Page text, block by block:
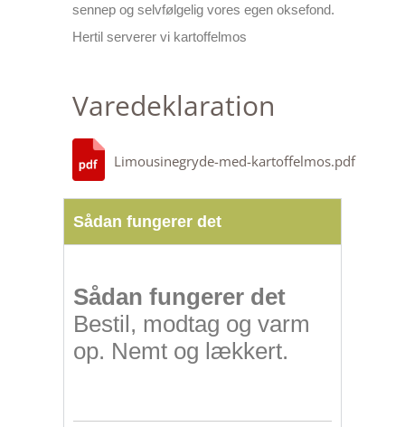
sennep og selvfølgelig vores egen oksefond.
Hertil serverer vi kartoffelmos
Varedeklaration
Limousinegryde-med-kartoffelmos.pdf
Sådan fungerer det
Sådan fungerer det
Bestil, modtag og varm
op. Nemt og lækkert.